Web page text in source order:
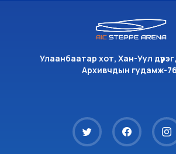
Улаанбаатар хот, Хан-Уул
Архивчдын гудамж-